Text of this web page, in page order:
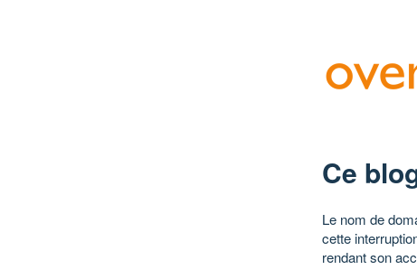
Ce
Le nom de
cette
rendant son